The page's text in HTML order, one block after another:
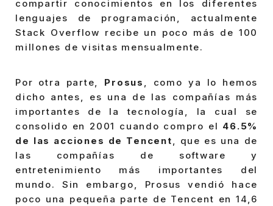
compartir conocimientos en los diferentes
lenguajes de programación, actualmente
Stack Overflow recibe un poco más de 100
millones de visitas mensualmente.
Por otra parte, Prosus
, como ya lo hemos
dicho antes, es una de las compañías más
importantes de la tecnología, la cual se
consolido en 2001 cuando compro el 46.5%
de las acciones de Tencent , que es una de
las compañías de software y
entretenimiento más importantes del
mundo. Sin embargo, Prosus vendió hace
poco una pequeña parte de Tencent en 14,6